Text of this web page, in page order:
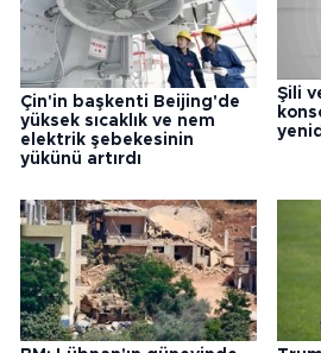
Çin'in başkenti Beijing'de
yüksek sıcaklık ve nem
elektrik şebekesinin
yükünü artırdı
Şili